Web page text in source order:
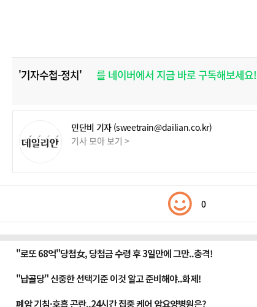
'기자수첩-정치' 를 네이버에서 지금 바로 구독해보세요!
민단비 기자 (sweetrain@dailian.co.kr)
기사 모아 보기 >
0